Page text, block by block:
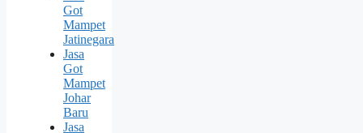
Got
Mampet
Jatinegara
Jasa
Got
Mampet
Johar
Baru
Jasa